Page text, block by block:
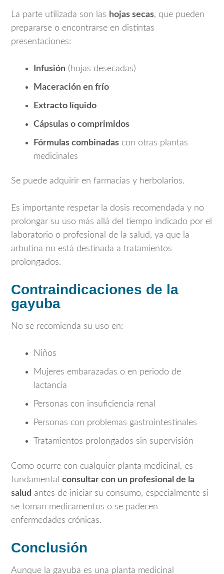
La parte utilizada son las hojas secas, que pueden
prepararse o encontrarse en distintas
presentaciones:
Infusión (hojas desecadas)
Maceración en frío
Extracto líquido
Cápsulas o comprimidos
Fórmulas combinadas con otras plantas
medicinales
Se puede adquirir en farmacias y herbolarios.
Es importante respetar la dosis recomendada y no
prolongar su uso más allá del tiempo indicado por el
laboratorio o profesional de la salud, ya que la
arbutina no está destinada a tratamientos
prolongados.
Contraindicaciones de la
gayuba
No se recomienda su uso en:
Niños
Mujeres embarazadas o en periodo de
lactancia
Personas con insuficiencia renal
Personas con problemas gastrointestinales
Tratamientos prolongados sin supervisión
Como ocurre con cualquier planta medicinal, es
fundamental consultar con un profesional de la
salud antes de iniciar su consumo, especialmente si
se toman medicamentos o se padecen
enfermedades crónicas.
Conclusión
Aunque la gayuba es una planta medicinal